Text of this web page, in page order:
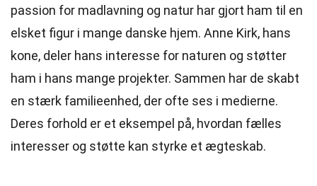
passion for madlavning og natur har gjort ham til en
elsket figur i mange danske hjem. Anne Kirk, hans
kone, deler hans interesse for naturen og støtter
ham i hans mange projekter. Sammen har de skabt
en stærk familieenhed, der ofte ses i medierne.
Deres forhold er et eksempel på, hvordan fælles
interesser og støtte kan styrke et ægteskab.